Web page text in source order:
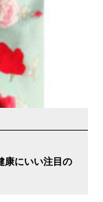
康にいい注目の